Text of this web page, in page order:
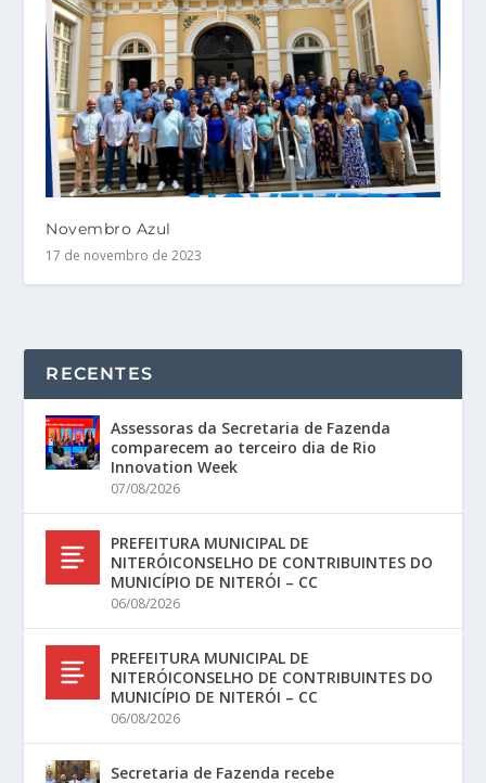
Novembro Azul
17 de novembro de 2023
RECENTES
Assessoras da Secretaria de Fazenda
comparecem ao terceiro dia de Rio
Innovation Week
07/08/2026
PREFEITURA MUNICIPAL DE
NITERÓICONSELHO DE CONTRIBUINTES DO
MUNICÍPIO DE NITERÓI – CC
06/08/2026
PREFEITURA MUNICIPAL DE
NITERÓICONSELHO DE CONTRIBUINTES DO
MUNICÍPIO DE NITERÓI – CC
06/08/2026
Secretaria de Fazenda recebe